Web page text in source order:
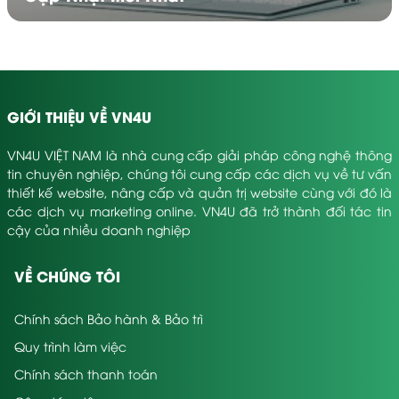
Khi chọn đúng
kiệm được rất nhiều công sức về sau.
IV. Top các công ty thiết
kế website tại Thanh Hóa
chuyên nghiệp
Thanh Hóađược nhiều khách hàng đánh giá cao về
1. Digitech
GIỚI THIỆU VỀ VN4U
VN4U VIỆT NAM là nhà cung cấp giải pháp công nghệ thông
tin chuyên nghiệp, chúng tôi cung cấp các dịch vụ về tư vấn
thiết kế website, nâng cấp và quản trị website cùng với đó là
các dịch vụ marketing online. VN4U đã trở thành đối tác tin
cậy của nhiều doanh nghiệp
VỀ CHÚNG TÔI
Chính sách Bảo hành & Bảo trì
Quy trình làm việc
Chính sách thanh toán